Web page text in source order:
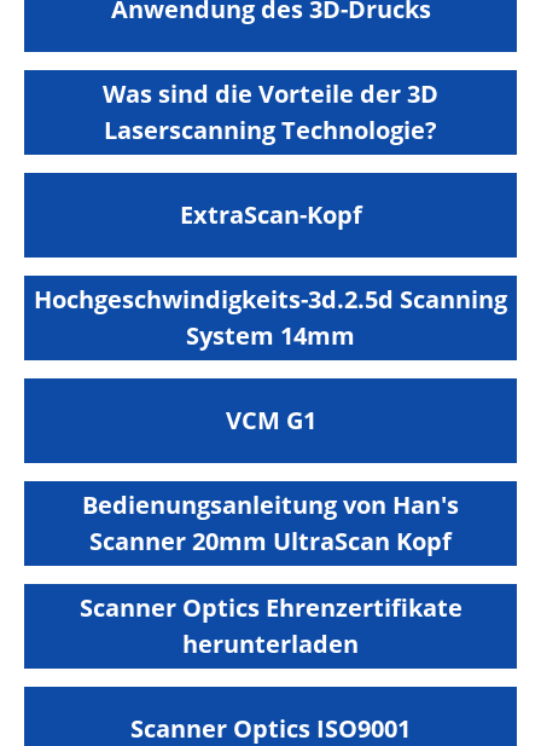
Anwendung des 3D-Drucks
Was sind die Vorteile der 3D
Laserscanning Technologie?
ExtraScan-Kopf
Hochgeschwindigkeits-3d.2.5d Scanning
System 14mm
VCM G1
Bedienungsanleitung von Han's
Scanner 20mm UltraScan Kopf
Scanner Optics Ehrenzertifikate
herunterladen
Scanner Optics ISO9001